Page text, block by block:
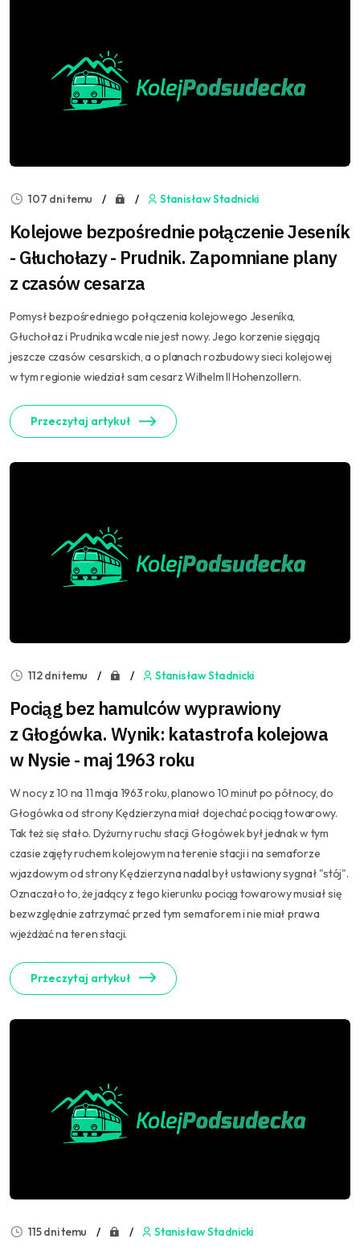
107 dni temu Stanisław Stadnicki
Kolejowe bezpośrednie połączenie Jeseník
- Głuchołazy - Prudnik. Zapomniane plany
z czasów cesarza
Pomysł bezpośredniego połączenia kolejowego Jeseníka,
Głuchołaz i Prudnika wcale nie jest nowy. Jego korzenie sięgają
jeszcze czasów cesarskich, a o planach rozbudowy sieci kolejowej
w tym regionie wiedział sam cesarz Wilhelm II Hohenzollern.
Przeczytaj artykuł
112 dni temu Stanisław Stadnicki
Pociąg bez hamulców wyprawiony
z Głogówka. Wynik: katastrofa kolejowa
w Nysie - maj 1963 roku
W nocy z 10 na 11 maja 1963 roku, planowo 10 minut po północy, do
Głogówka od strony Kędzierzyna miał dojechać pociąg towarowy.
Tak też się stało. Dyżurny ruchu stacji Głogówek był jednak w tym
czasie zajęty ruchem kolejowym na terenie stacji i na semaforze
wjazdowym od strony Kędzierzyna nadal był ustawiony sygnał "stój".
Oznaczało to, że jadący z tego kierunku pociąg towarowy musiał się
bezwzględnie zatrzymać przed tym semaforem i nie miał prawa
wjeżdżać na teren stacji.
Przeczytaj artykuł
115 dni temu Stanisław Stadnicki